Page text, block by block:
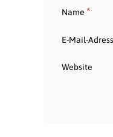
Name *
E-Mail-
Website